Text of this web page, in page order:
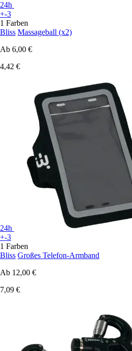
24h
+-3
1 Farben
Bliss Massageball (x2)
Ab 6,00 €
4,42 €
24h
+-3
1 Farben
Bliss Großes Telefon-Armband
Ab 12,00 €
7,09 €